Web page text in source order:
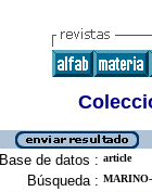
Base de datos : article
Búsqueda :